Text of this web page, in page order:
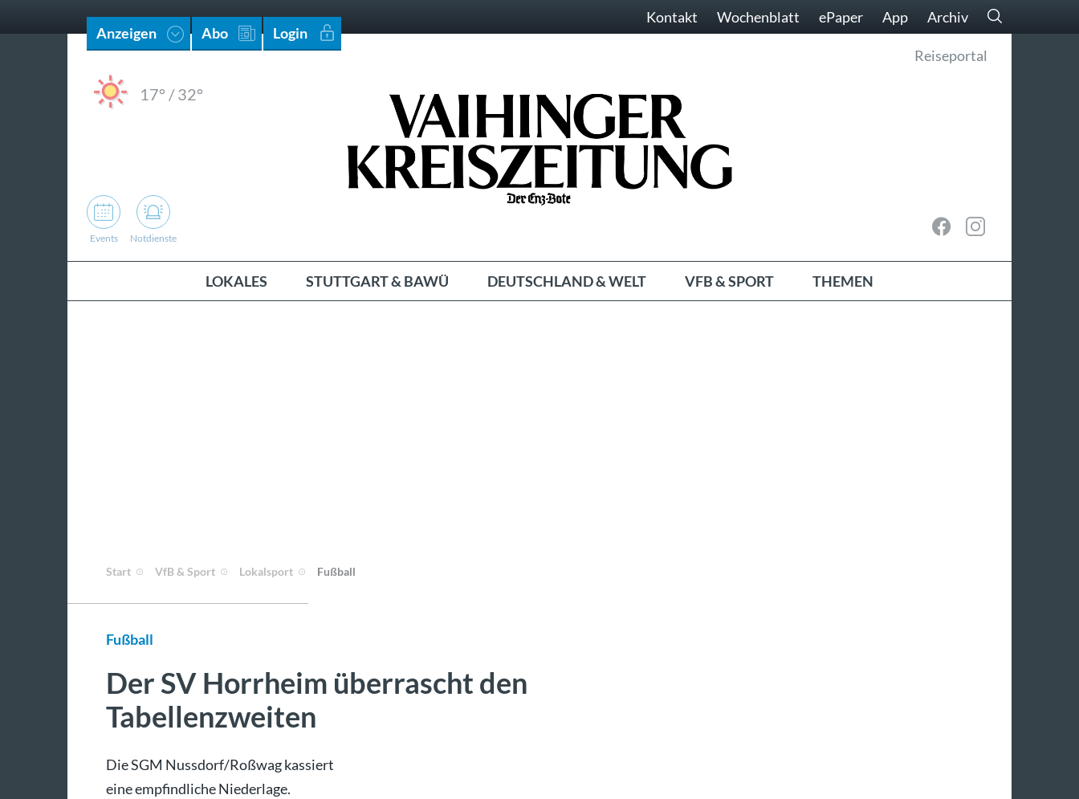
Anzeigen Abo Login
Kontakt Wochenblatt ePaper App Archiv
17° /32°
Reiseportal
Events Notdienste
LOKALES STUTTGART & BAWÜ DEUTSCHLAND & WELT VFB & SPORT THEMEN
Start VfB & Sport Lokalsport Fußball
Fußball
Der SV Horrheim überrascht den
Tabellenzweiten
Die SGM Nussdorf/Roßwag kassiert
eine empfindliche Niederlage.